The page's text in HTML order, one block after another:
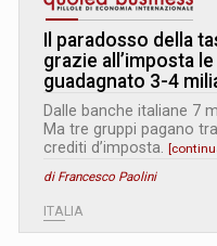
Il paradosso della
grazie all’imposta
guadagnato 3-4
Dalle banche italiane 7
Ma tre gruppi pagano
crediti d’imposta.
di Francesco Paolini
ITALIA